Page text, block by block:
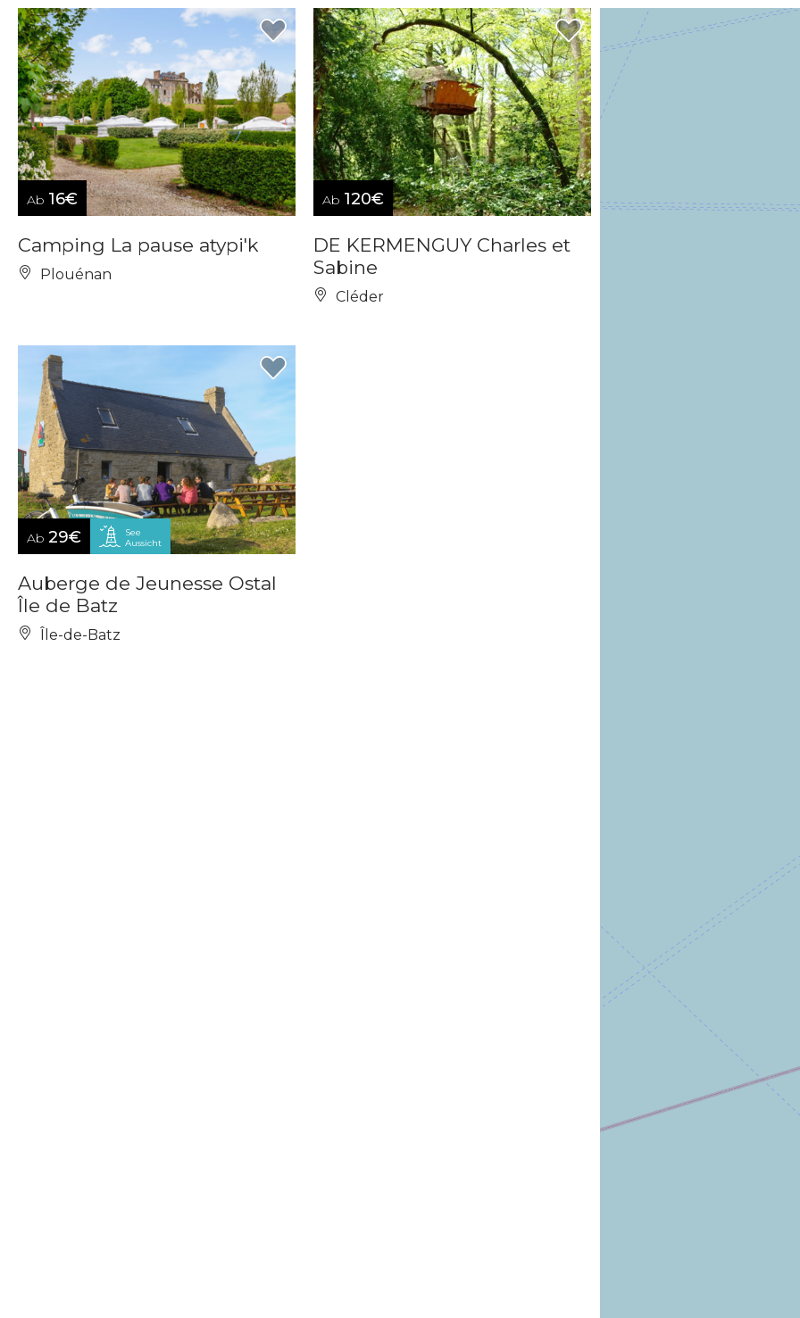
Ab 16€
Camping La pause atypi'k
Plouénan
Ab 120€
DE KERMENGUY Charles et
Sabine
Cléder
Ab 29€
See
Aussicht
Auberge de Jeunesse Ostal
Île de Batz
Île-de-Batz